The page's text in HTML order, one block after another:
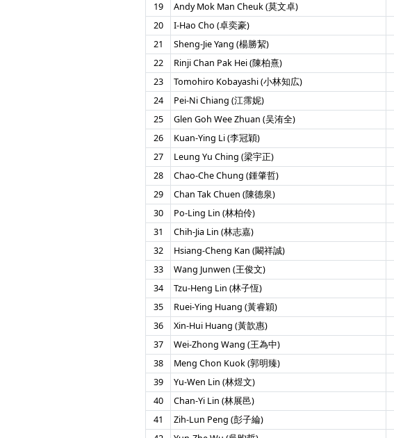
19
Andy Mok Man Cheuk (莫文卓)
20
I-Hao Cho (卓奕豪)
21
Sheng-Jie Yang (楊勝絜)
22
Rinji Chan Pak Hei (陳柏熹)
23
Tomohiro Kobayashi (小林知広)
24
Pei-Ni Chiang (江霈妮)
25
Glen Goh Wee Zhuan (吴洧全)
26
Kuan-Ying Li (李冠穎)
27
Leung Yu Ching (梁宇正)
28
Chao-Che Chung (鍾肇哲)
29
Chan Tak Chuen (陳德泉)
30
Po-Ling Lin (林柏伶)
31
Chih-Jia Lin (林志嘉)
32
Hsiang-Cheng Kan (闞祥誠)
33
Wang Junwen (王俊文)
34
Tzu-Heng Lin (林子恆)
35
Ruei-Ying Huang (黃睿穎)
36
Xin-Hui Huang (黃歆惠)
37
Wei-Zhong Wang (王為中)
38
Meng Chon Kuok (郭明臻)
39
Yu-Wen Lin (林煜文)
40
Chan-Yi Lin (林展邑)
41
Zih-Lun Peng (彭子綸)